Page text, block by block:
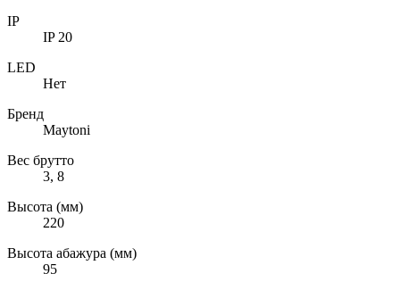
IP
IP 20
LED
Нет
Бренд
Maytoni
Вес брутто
3, 8
Высота (мм)
220
Высота абажура (мм)
95